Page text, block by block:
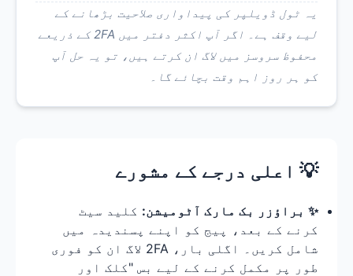
یہ ٹول ڈویلپر کی پیداواری صلاحیت بڑھانے کے
لیے وقف ہے۔ اگر آپ اکثر دفتر میں 2FA کے ذریعے
محفوظ سروسز میں لاگ ان کرتے ہیں، تو یہ حل آپ
کو ہر روز اہم وقت بچائے گا۔
💡 اعلی درجے کے مشورے
✨ براؤزر بک مارک آٹومیشن: کلید سیٹ
کرنے کے بعد، پیج کو اپنے پسندیدہ میں
شامل کریں۔ اگلی بار، 2FA لاگ ان کو فوری
طور پر مکمل کرنے کے لیے بس "کلک اور